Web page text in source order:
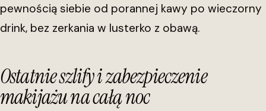
pewnością siebie od porannej kawy po wieczorny
drink, bez zerkania w lusterko z obawą.
Ostatnie szlify i zabezpieczenie
makijażu na całą noc